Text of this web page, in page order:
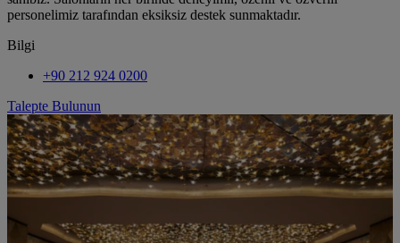
personelimiz tarafından eksiksiz destek sunmaktadır.
Bilgi
+90 212 924 0200
Talepte Bulunun